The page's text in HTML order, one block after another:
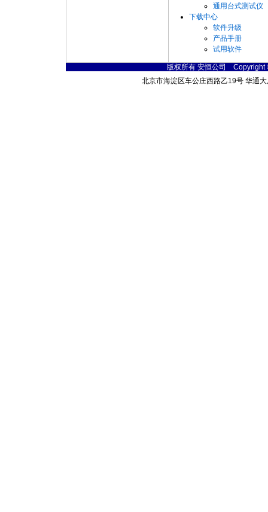
通用台式测试仪
下载中心
软件升级
产品手册
试用软件
版权所有 安恒公司 Copyright
北京市海淀区车公庄西路乙19号 华通